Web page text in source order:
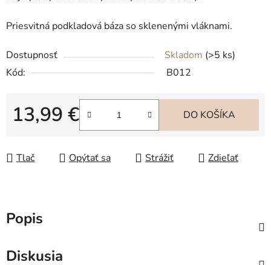
Priesvitná podkladová báza so sklenenými vláknami.
Dostupnosť Skladom (>5 ks)
Kód:
B012
13,99 €
Jednotková cena:
DO KOŠÍKA
Tlač Opýtať sa Strážiť Zdieľať
Popis
Diskusia